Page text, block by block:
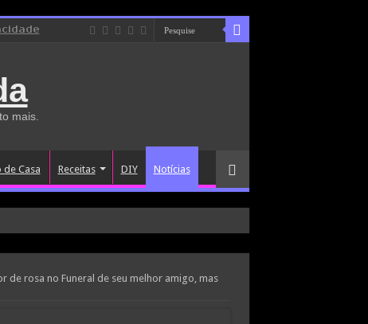
mais.
de Casa Receitas DIY Notícias
de rosa no Funeral de seu melhor amigo, mas